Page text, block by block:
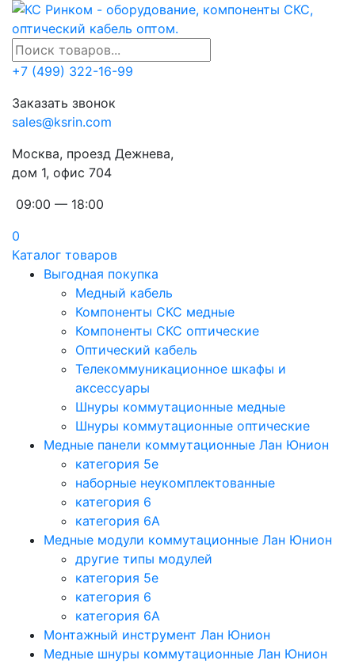
+7 (499) 322-16-99
Заказать звонок
sales@ksrin.com
Москва, проезд Дежнева,
дом 1, офис 704
09:00 — 18:00
0
Каталог товаров
Выгодная покупка
Медный кабель
Компоненты СКС медные
Компоненты СКС оптические
Оптический кабель
Телекоммуникационное шкафы и
аксессуары
Шнуры коммутационные медные
Шнуры коммутационные оптические
Медные панели коммутационные Лан Юнион
категория 5e
наборные неукомплектованные
категория 6
категория 6A
Медные модули коммутационные Лан Юнион
другие типы модулей
категория 5е
категория 6
категория 6A
Монтажный инструмент Лан Юнион
Медные шнуры коммутационные Лан Юнион